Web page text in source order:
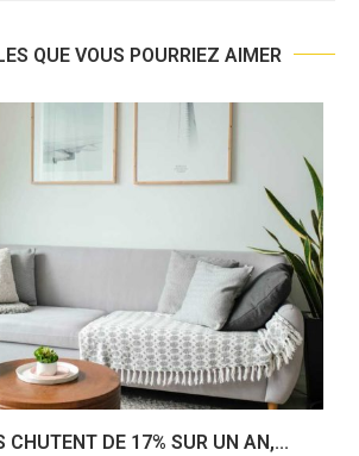
QUE VOUS POURRIEZ AIMER
CHUTENT DE 17% SUR UN AN,...